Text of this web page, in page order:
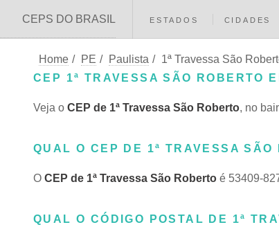
CEPS DO BRASIL ESTADOS CIDADES
Home / PE / Paulista / 1ª Travessa São
CEP 1ª TRAVESSA SÃO ROBERTO
Veja o CEP de 1ª Travessa São Roberto, no
QUAL O CEP DE 1ª TRAVESSA
O CEP de 1ª Travessa São Roberto é 53409-
QUAL O CÓDIGO POSTAL DE 1ª